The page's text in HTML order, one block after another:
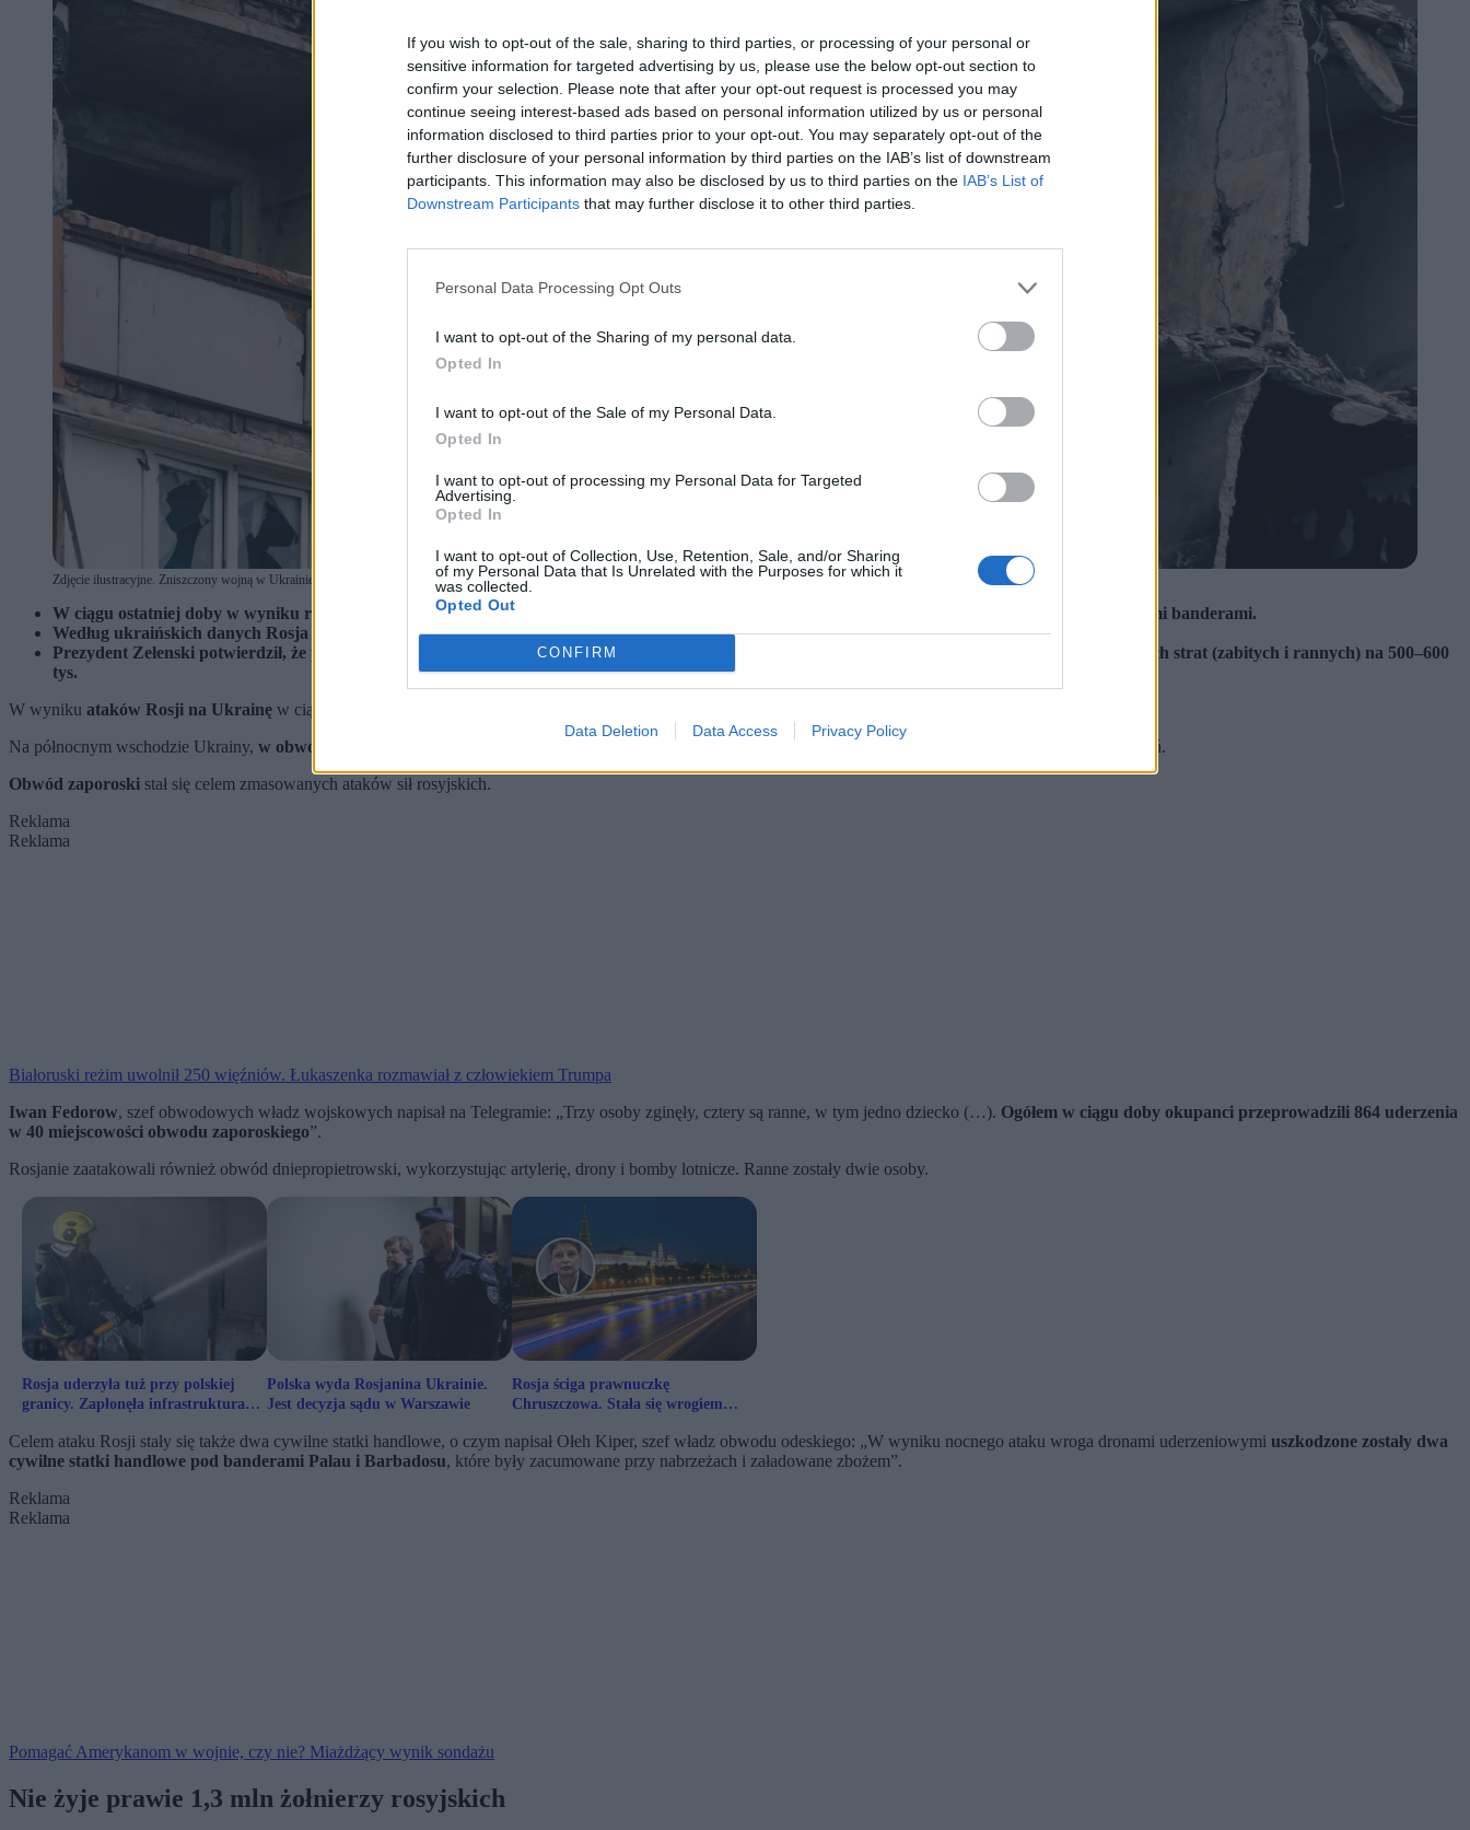
If you wish to opt-out of the sale, sharing to third parties, or processing of your personal or
sensitive information for targeted advertising by us, please use the below opt-out section to
confirm your selection. Please note that after your opt-out request is processed you may
continue seeing interest-based ads based on personal information utilized by us or personal
information disclosed to third parties prior to your opt-out. You may separately opt-out of the
further disclosure of your personal information by third parties on the IAB’s list of downstream
participants. This information may also be disclosed by us to third parties on the IAB’s List of
Downstream Participants that may further disclose it to other third parties.
Personal Data Processing Opt Outs
I want to opt-out of the Sharing of my personal data.
Opted In
I want to opt-out of the Sale of my Personal Data.
Opted In
I want to opt-out of processing my Personal Data for Targeted
Advertising.
Opted In
I want to opt-out of Collection, Use, Retention, Sale, and/or Sharing
of my Personal Data that Is Unrelated with the Purposes for which it
was collected.
Opted Out
CONFIRM
Data Deletion Data Access Privacy Policy
Zdjęcie ilustracyjne. Zniszczony wojną w Ukrainie budynek. (fot. ChocoPie / Shutterstock)
W ciągu ostatniej doby w wyniku rosyjskich ostrzałów zginęło co najmniej sześć osób, a w porcie w Odessie uszkodzono dwa cywilne statki pod obcymi banderami.
Według ukraińskich danych Rosja straciła już niemal 1,3 mln żołnierzy oraz tysiące jednostek ciężkiego sprzętu, w tym ponad 11 tys. czołgów.
Prezydent Zełenski potwierdził, że poległo co najmniej 55 tys. ukraińskich żołnierzy, choć niezależne raporty CSIS szacują całkowitą liczbę ukraińskich strat (zabitych i rannych) na 500–600
tys.
W wyniku ataków Rosji na Ukrainę w ciągu ostatniej doby
Na północnym wschodzie Ukrainy, w obwodzie sumskim
, w wyniku ataku dronów i kierowanych bomb lotniczych, zginęły trzy osoby, a kolejne 13 doznało obrażeń.
Obwód zaporoski stał się celem zmasowanych ataków sił rosyjskich.
Reklama
Reklama
Białoruski reżim uwolnił 250 więźniów. Łukaszenka rozmawiał z człowiekiem Trumpa
Iwan Fedorow, szef obwodowych władz wojskowych napisał na Telegramie: „Trzy osoby zginęły, cztery są ranne, w tym jedno dziecko (…). Ogółem w ciągu doby okupanci przeprowadzili 864 uderzenia
w 40 miejscowości obwodu zaporoskiego”.
Rosjanie zaatakowali również obwód dniepropietrowski, wykorzystując artylerię, drony i bomby lotnicze. Ranne zostały dwie osoby.
Rosja uderzyła tuż przy polskiej
granicy. Zapłonęła infrastruktura
Polska wyda Rosjanina Ukrainie.
Jest decyzja sądu w Warszawie
Rosja ściga prawnuczkę
Chruszczowa. Stała się wrogiem
Celem ataku Rosji stały się także dwa cywilne statki handlowe, o czym napisał Ołeh Kiper, szef władz obwodu odeskiego: „W wyniku nocnego ataku wroga dronami uderzeniowymi uszkodzone zostały dwa
cywilne statki handlowe pod banderami Palau i Barbadosu, które były zacumowane przy nabrzeżach i załadowane zbożem”.
Reklama
Reklama
Pomagać Amerykanom w wojnie, czy nie? Miażdżący wynik sondażu
Nie żyje prawie 1,3 mln żołnierzy rosyjskich